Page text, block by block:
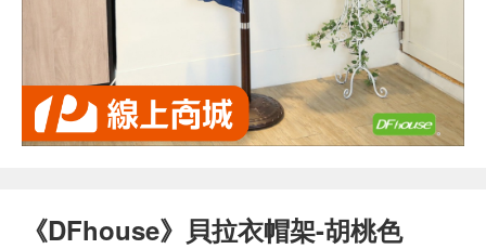
《DFhouse》貝拉衣帽架-胡桃色